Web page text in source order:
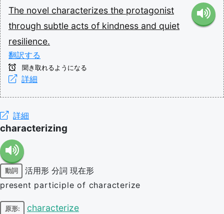
The novel characterizes the protagonist
through subtle acts of kindness and quiet
resilience.
翻訳する
聞き取れるようになる
詳細
詳細
characterizing
動詞 活用形 分詞 現在形
present participle of characterize
原形: characterize